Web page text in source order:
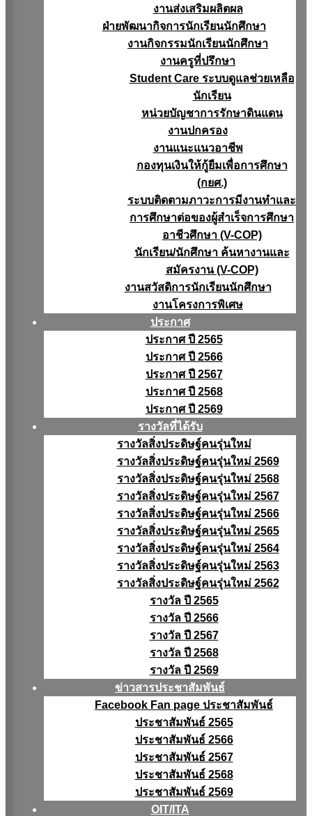
งานส่งเสริมผลิตผล
ฝ่ายพัฒนากิจการนักเรียนนักศึกษา
งานกิจกรรมนักเรียนนักศึกษา
งานครูที่ปรึกษา
Student Care ระบบดูแลช่วยเหลือ
นักเรียน
หน่วยบัญชาการรักษาดินแดน
งานปกครอง
งานแนะแนวอาชีพ
กองทุนเงินให้กู้ยืมเพื่อการศึกษา
(กยศ.)
ระบบติดตามภาวะการมีงานทำและ
การศึกษาต่อของผู้สำเร็จการศึกษา
อาชีวศึกษา (V-COP)
นักเรียน/นักศึกษา ค้นหางานและ
สมัครงาน (V-COP)
งานสวัสดิการนักเรียนนักศึกษา
งานโครงการพิเศษ
ประกาศ
ประกาศ ปี 2565
ประกาศ ปี 2566
ประกาศ ปี 2567
ประกาศ ปี 2568
ประกาศ ปี 2569
รางวัลที่ได้รับ
รางวัลสิ่งประดิษฐ์คนรุ่นใหม่
รางวัลสิ่งประดิษฐ์คนรุ่นใหม่ 2569
รางวัลสิ่งประดิษฐ์คนรุ่นใหม่ 2568
รางวัลสิ่งประดิษฐ์คนรุ่นใหม่ 2567
รางวัลสิ่งประดิษฐ์คนรุ่นใหม่ 2566
รางวัลสิ่งประดิษฐ์คนรุ่นใหม่ 2565
รางวัลสิ่งประดิษฐ์คนรุ่นใหม่ 2564
รางวัลสิ่งประดิษฐ์คนรุ่นใหม่ 2563
รางวัลสิ่งประดิษฐ์คนรุ่นใหม่ 2562
รางวัล ปี 2565
รางวัล ปี 2566
รางวัล ปี 2567
รางวัล ปี 2568
รางวัล ปี 2569
ข่าวสารประชาสัมพันธ์
Facebook Fan page ประชาสัมพันธ์
ประชาสัมพันธ์ 2565
ประชาสัมพันธ์ 2566
ประชาสัมพันธ์ 2567
ประชาสัมพันธ์ 2568
ประชาสัมพันธ์ 2569
OIT/ITA